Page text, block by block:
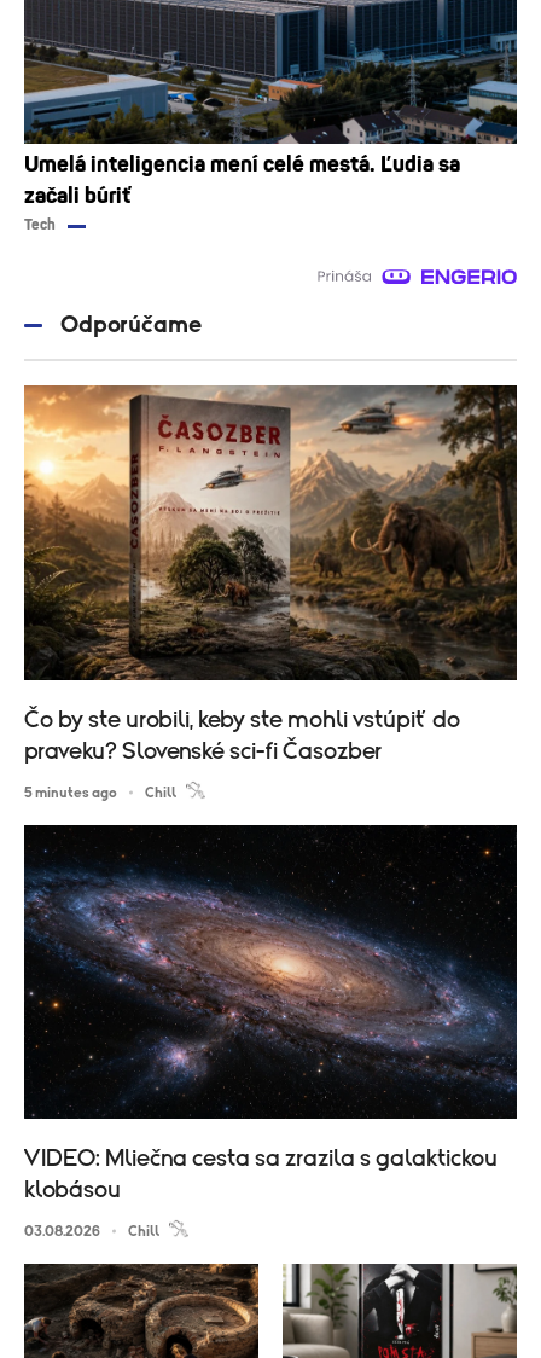
Umelá inteligencia mení celé mestá. Ľudia sa
začali búriť
Tech
Odporúčame
Čo by ste urobili, keby ste mohli vstúpiť do
praveku? Slovenské sci-fi Časozber
5 minutes ago Chill
VIDEO: Mliečna cesta sa zrazila s galaktickou
klobásou
03.08.2026 Chill